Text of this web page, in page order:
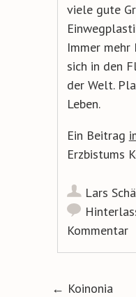
viele gute
Immer
sich in den
der Welt.
Leben.
Ein Beitrag
Erzbistums
Lars
Kommentar
← Koinonia